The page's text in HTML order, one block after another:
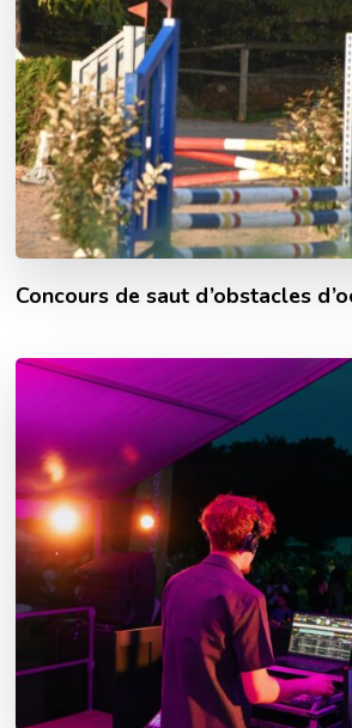
Concours de saut d’obstacles